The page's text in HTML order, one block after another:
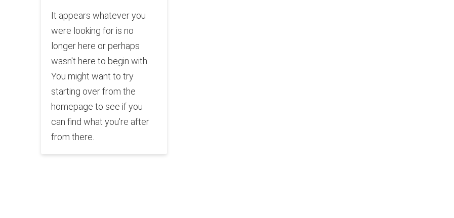
It appears whatever you
were looking for is no
longer here or perhaps
wasn't here to begin with.
You might want to try
starting over from the
homepage to see if you
can find what you're after
from there.